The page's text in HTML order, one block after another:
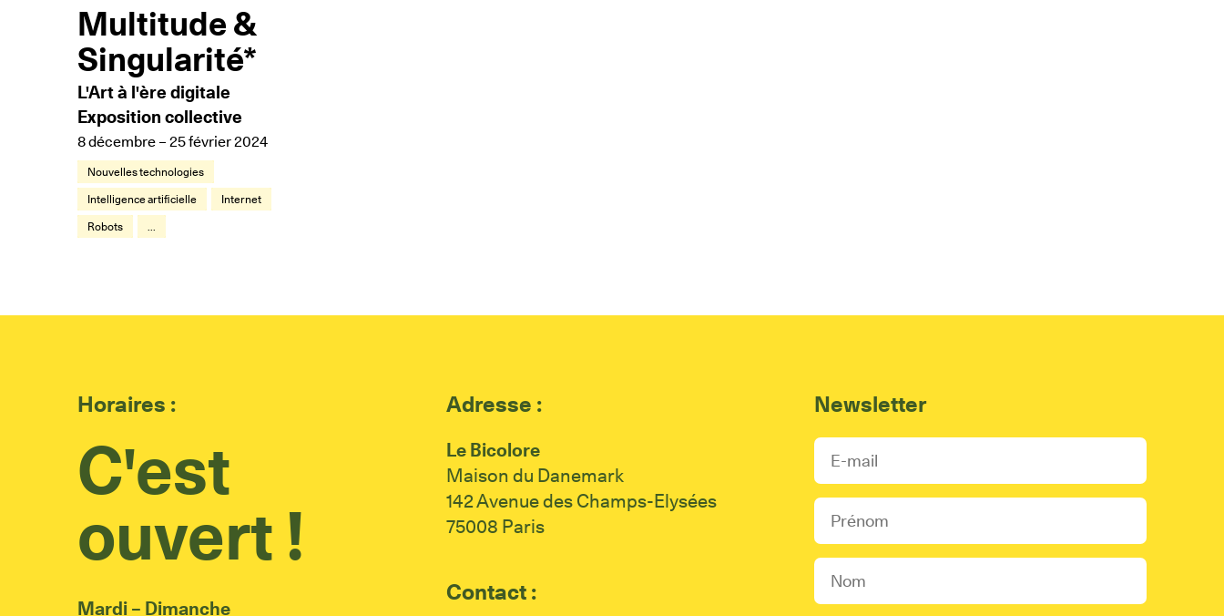
Multitude &
Singularité*
L'Art à l'ère digitale
Exposition collective
8 décembre – 25 février 2024
Nouvelles technologies
Intelligence artificielle
Internet
Robots
...
Horaires :
C'est
ouvert !
Mardi – Dimanche
Adresse :
Le Bicolore
Maison du Danemark
142 Avenue des Champs-Elysées
75008 Paris
Contact :
Newsletter